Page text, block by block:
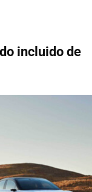
incluido de